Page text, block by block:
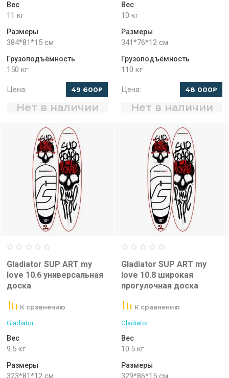
Вес
11 кг
Размеры
384*81*15 см
Грузоподъёмность
150 кг
Цена: 49 600₽
Нет в наличии
Вес
10 кг
Размеры
341*76*12 см
Грузоподъёмность
110 кг
Цена: 48 000₽
Нет в наличии
Gladiator SUP ART my
love 10.6 универсальная
доска
К сравнению
Gladiator
Вес
9.5 кг
Размеры
323*81*12 см
Gladiator SUP ART my
love 10.8 широкая
прогулочная доска
К сравнению
Gladiator
Вес
10.5 кг
Размеры
329*86*15 см